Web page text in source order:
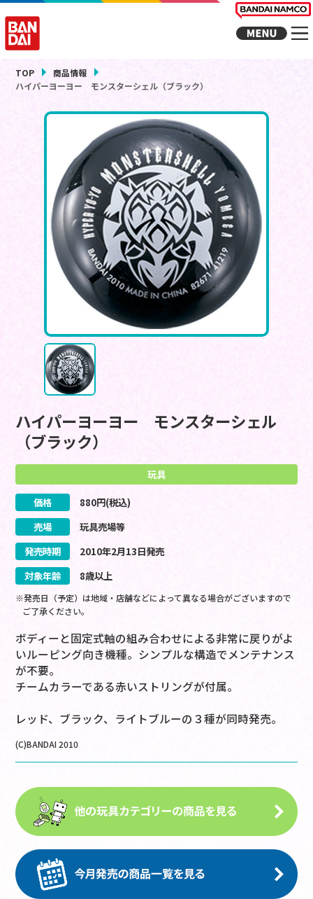
TOP
商品情報
ハイパーヨーヨー モンスターシェル（ブラック）
ハイパーヨーヨー モンスターシェル
（ブラック）
玩具
価格 880円(税込)
売場
玩具売場等
発売時期
2010年2月13日発売
対象年齢
8歳以上
※発売日（予定）は地域・店舗などによって異なる場合がございますので
ご了承ください。
ボディーと固定式軸の組み合わせによる非常に戻りがよ
いルーピング向き機種。シンプルな構造でメンテナンス
が不要。
チームカラーである赤いストリングが付属。
レッド、ブラック、ライトブルーの３種が同時発売。
(C)BANDAI 2010